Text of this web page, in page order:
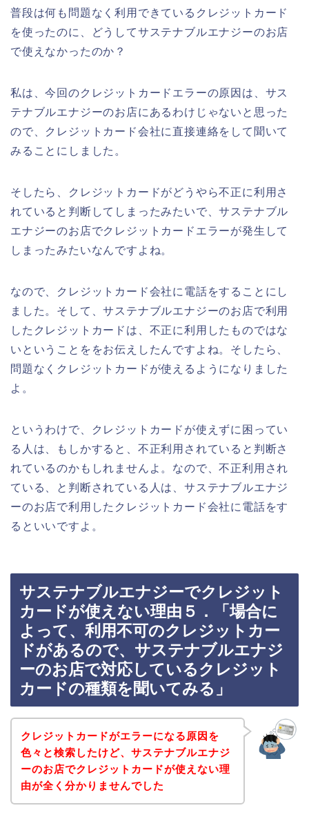
普段は何も問題なく利用できているクレジットカード
を使ったのに、どうしてサステナブルエナジーのお店
で使えなかったのか？
私は、今回のクレジットカードエラーの原因は、サス
テナブルエナジーのお店にあるわけじゃないと思った
ので、クレジットカード会社に直接連絡をして聞いて
みることにしました。
そしたら、クレジットカードがどうやら不正に利用さ
れていると判断してしまったみたいで、サステナブル
エナジーのお店でクレジットカードエラーが発生して
しまったみたいなんですよね。
なので、クレジットカード会社に電話をすることにし
ました。そして、サステナブルエナジーのお店で利用
したクレジットカードは、不正に利用したものではな
いということををお伝えしたんですよね。そしたら、
問題なくクレジットカードが使えるようになりました
よ。
というわけで、クレジットカードが使えずに困ってい
る人は、もしかすると、不正利用されていると判断さ
れているのかもしれませんよ。なので、不正利用され
ている、と判断されている人は、サステナブルエナジ
ーのお店で利用したクレジットカード会社に電話をす
るといいですよ。
サステナブルエナジーでクレジット
カードが使えない理由５．「場合に
よって、利用不可のクレジットカー
ドがあるので、サステナブルエナジ
ーのお店で対応しているクレジット
カードの種類を聞いてみる」
クレジットカードがエラーになる原因を
色々と検索したけど、サステナブルエナジ
ーのお店でクレジットカードが使えない理
由が全く分かりませんでした